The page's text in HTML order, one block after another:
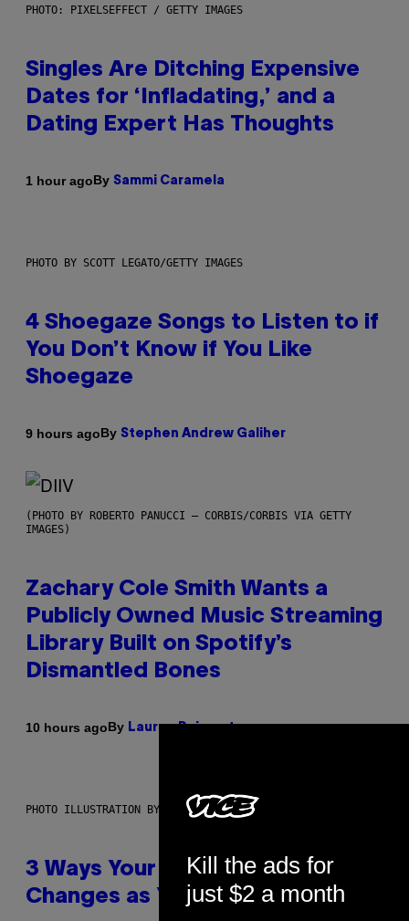
PHOTO: PIXELSEFFECT / GETTY IMAGES
Singles Are Ditching Expensive
Dates for ‘Infladating,’ and a
Dating Expert Has Thoughts
1 hour agoBy Sammi Caramela
PHOTO BY SCOTT LEGATO/GETTY IMAGES
4 Shoegaze Songs to Listen to if
You Don’t Know if You Like
Shoegaze
9 hours agoBy Stephen Andrew Galiher
(PHOTO BY ROBERTO PANUCCI – CORBIS/CORBIS VIA GETTY
IMAGES)
Zachary Cole Smith Wants a
Publicly Owned Music Streaming
Library Built on Spotify’s
Dismantled Bones
10 hours agoBy Lauren Boisvert
PHOTO ILLUSTRATION BY IAN WALDIE/GETTY IMAGES
3 Ways Your Music Taste
Changes as You Get Older
Kill the ads for
just $2 a month